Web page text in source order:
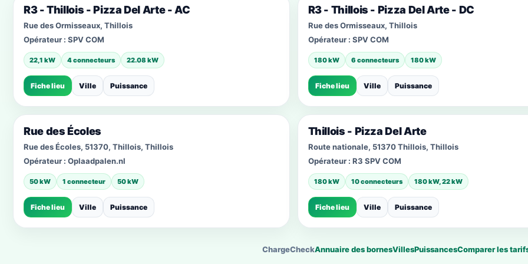
R3 - Thillois - Pizza Del Arte - AC
Rue des Ormisseaux, Thillois
Opérateur : SPV COM
22,1 kW 4 connecteurs 22.08 kW
Fiche lieu Ville Puissance
R3 - Thillois - Pizza Del Arte - DC
Rue des Ormisseaux, Thillois
Opérateur : SPV COM
180 kW 6 connecteurs 180 kW
Fiche lieu Ville Puissance
Rue des Écoles
Rue des Écoles, 51370, Thillois, Thillois
Opérateur : Oplaadpalen.nl
50 kW 1 connecteur 50 kW
Fiche lieu Ville Puissance
Thillois - Pizza Del Arte
Route nationale, 51370 Thillois, Thillois
Opérateur : R3 SPV COM
180 kW 10 connecteurs 180 kW, 22 kW
Fiche lieu Ville Puissance
ChargeCheckAnnuaire des bornesVillesPuissancesComparer les